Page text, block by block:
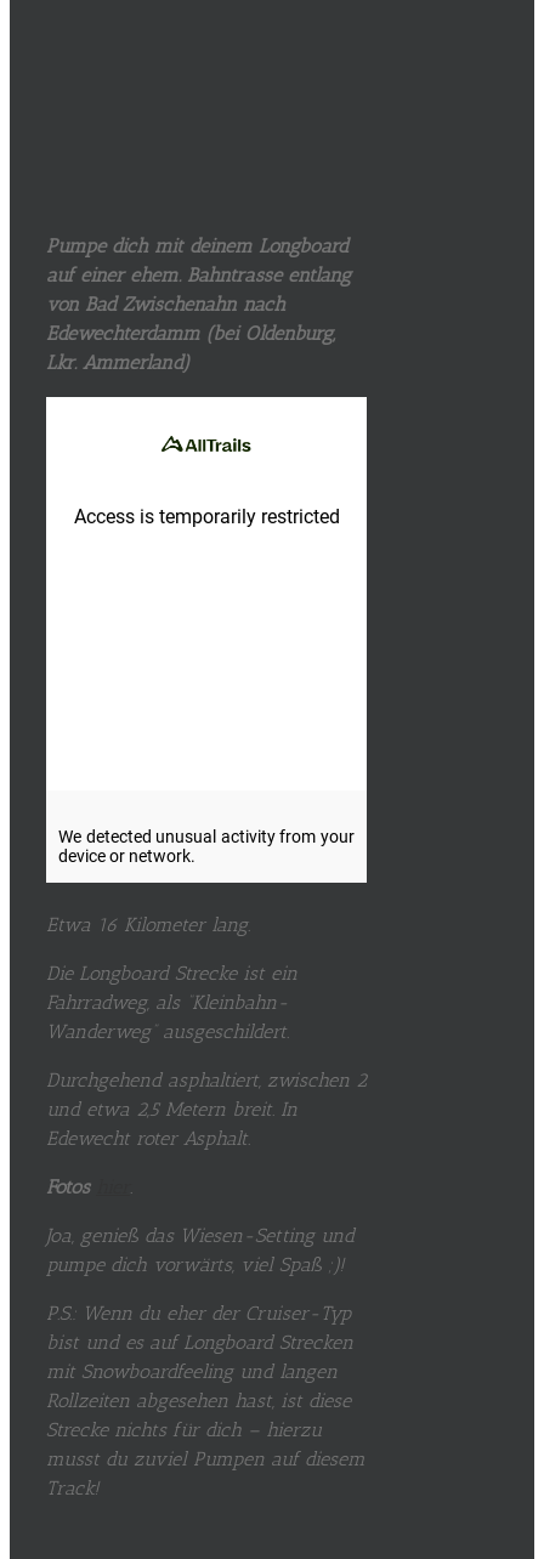
Pumpe dich mit deinem Longboard
auf einer ehem. Bahntrasse entlang
von Bad Zwischenahn nach
Edewechterdamm (bei Oldenburg,
Lkr. Ammerland)
Etwa 16 Kilometer lang.
Die Longboard Strecke ist ein
Fahrradweg, als “Kleinbahn-
Wanderweg” ausgeschildert.
Durchgehend asphaltiert, zwischen 2
und etwa 2,5 Metern breit. In
Edewecht roter Asphalt.
Fotos .
Joa, genieß das Wiesen-Setting und
pumpe dich vorwärts, viel Spaß ;)!
P.S.: Wenn du eher der Cruiser-Typ
bist und es auf Longboard Strecken
mit Snowboardfeeling und langen
Rollzeiten abgesehen hast, ist diese
Strecke nichts für dich – hierzu
musst du zuviel Pumpen auf diesem
Track!